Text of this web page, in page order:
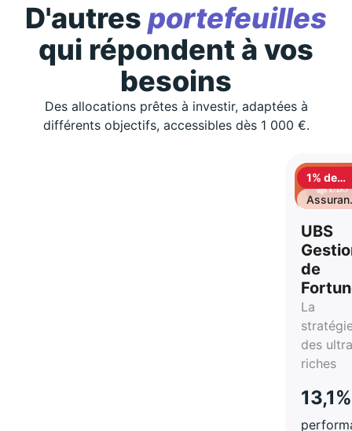
D'autres portefeuilles
qui répondent à vos
besoins
Des allocations prêtes à investir, adaptées à
différents objectifs, accessibles dès 1 000 €.
1% de
UBS
de
La
des
riches
13,1%